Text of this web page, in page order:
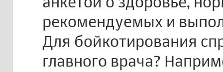
рекомендуемых и
Для бойкотирования
главного врача?